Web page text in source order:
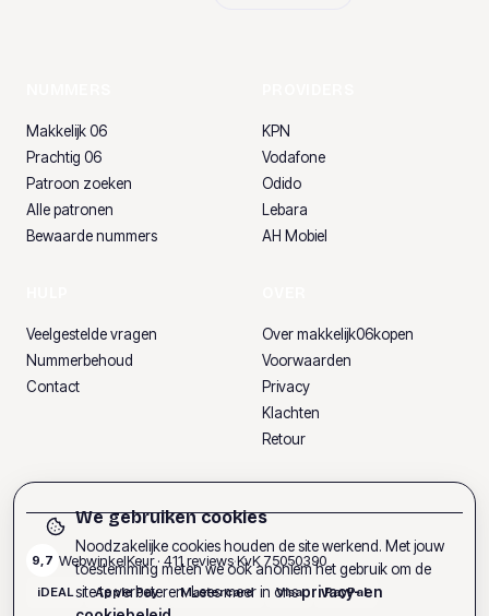
Makkelijk 06
Prachtig 06
Patroon zoeken
Alle patronen
Bewaarde nummers
KPN
Vodafone
Odido
Lebara
AH Mobiel
Veelgestelde vragen
Nummerbehoud
Contact
Over makkelijk06kopen
Voorwaarden
Privacy
Klachten
Retour
9,7 WebwinkelKeur · 411reviews·KvK75050390
iDEAL Apple Pay Mastercard Visa PayPal
We gebruiken cookies
Noodzakelijke cookies houden de site werkend. Met jouw
toestemming meten we ook anoniem het gebruik om de
site te verbeteren. Lees meer in onsprivacy- en